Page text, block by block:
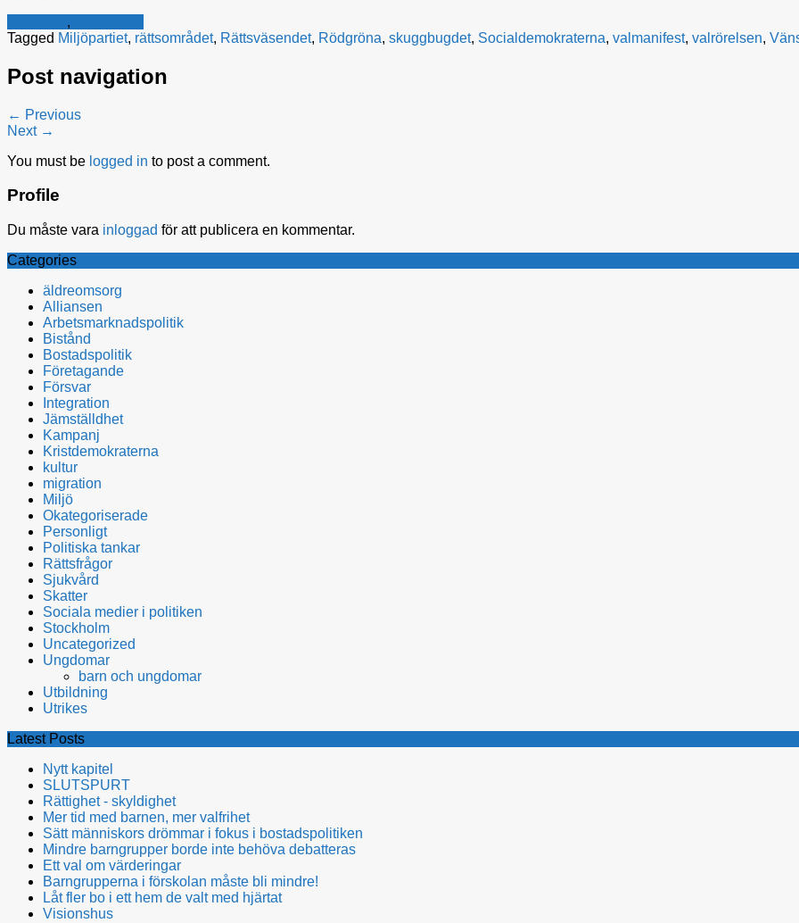
dela
Twitter
(Öppnas
nytt
fönster)
dela
Facebook
(Öppnas
ett
nytt
fönster)
dela
Google+
(Öppnas
nytt
fönster)
,
Tagged Miljöpartiet, rättsområdet, Rättsväsendet, Rödgröna, skuggbugdet, Socialdemokraterna, valmanifest, valrörelsen,
Post navigation
← Previous
Next →
You must be logged in to post a comment.
Profile
Du måste vara inloggad för att publicera en kommentar.
Categories
äldreomsorg
Alliansen
Arbetsmarknadspolitik
Bistånd
Bostadspolitik
Företagande
Försvar
Integration
Jämställdhet
Kampanj
Kristdemokraterna
kultur
migration
Miljö
Okategoriserade
Personligt
Politiska tankar
Rättsfrågor
Sjukvård
Skatter
Sociala medier i politiken
Stockholm
Uncategorized
Ungdomar
barn och ungdomar
Utbildning
Utrikes
Latest Posts
Nytt kapitel
SLUTSPURT
Rättighet - skyldighet
Mer tid med barnen, mer valfrihet
Sätt människors drömmar i fokus i bostadspolitiken
Mindre barngrupper borde inte behöva debatteras
Ett val om värderingar
Barngrupperna i förskolan måste bli mindre!
Låt fler bo i ett hem de valt med hjärtat
Visionshus